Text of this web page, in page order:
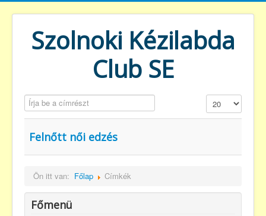
Szolnoki Kézilabda
Club SE
Írja be a címrészt Tételek #
Felnőtt női edzés
Ön itt van: Főlap Címkék
Főmenü